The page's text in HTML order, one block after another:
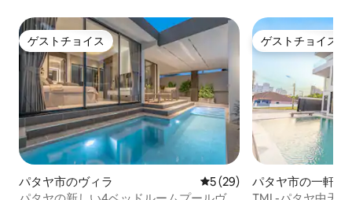
ゲストチョイス
ゲストチョイス
パタヤ市のヴィラ レビュー29件、5つ星中5つ
5 (29)
ゲストチョイス
ゲストチョイス
パタヤ市の一軒家